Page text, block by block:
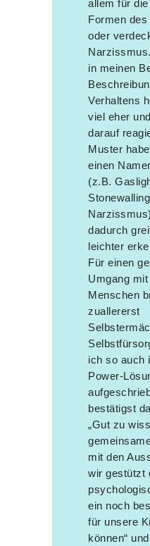
allem für
Formen
oder
in meinen
Verhaltens
viel eher
darauf
Muster
einen
(z.B.
dadurch
leichter
Für einen
Umgang
Menschen
zuallererst
ich so auch
Power-
bestätigst
„Gut zu
mit den
wir gestützt
ein noch
für unsere
können“